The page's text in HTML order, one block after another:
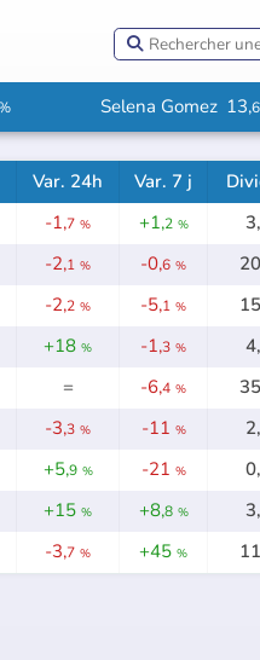

Selena Gomez 13,
Var. 24h Var. 7 j
-1,7 % +1,2 % 3,
-2,1 % -0,6 %
-2,2 % -5,1 %
+18 % -1,3 % 4,
= -6,4 %
-3,3 % -11 % 2,
+5,9 % -21 % 0,
+15 % +8,8 % 3,
-3,7 % +45 %